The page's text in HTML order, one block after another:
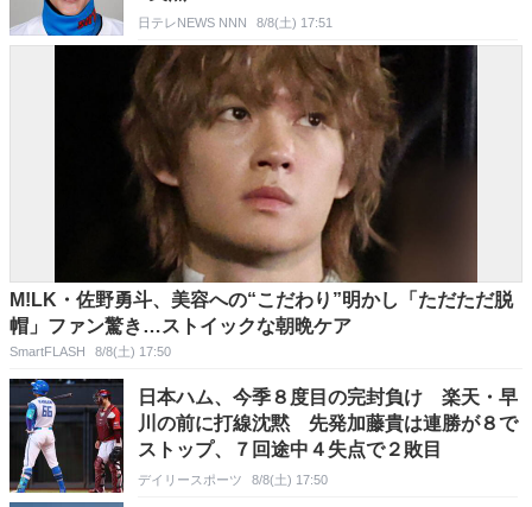
日テレNEWS NNN 8/8(土) 17:51
M!LK・佐野勇斗、美容への“こだわり”明かし「ただただ脱
帽」ファン驚き…ストイックな朝晩ケア
SmartFLASH 8/8(土) 17:50
日本ハム、今季８度目の完封負け 楽天・早
川の前に打線沈黙 先発加藤貴は連勝が８で
ストップ、７回途中４失点で２敗目
デイリースポーツ 8/8(土) 17:50